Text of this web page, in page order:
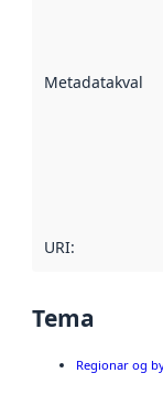
Metadatakvalitet
URI:
Tema
Regionar og